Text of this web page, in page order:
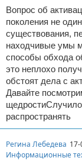
Вопрос об
поколения не
существования,
находчивые умы
способы обхода
это неплохо
обстоят дела с
Давайте
распространять
Регина Лебедева
Информационные